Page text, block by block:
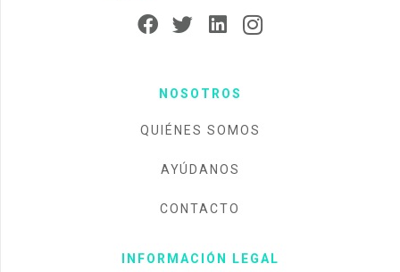
NOSOTROS
QUIÉNES SOMOS
AYÚDANOS
CONTACTO
INFORMACIÓN LEGAL